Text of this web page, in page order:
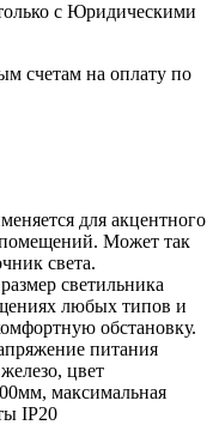
с Юридическими
счетам на оплату по
для акцентного
помещений. Может так
света.
светильника
любых типов и
обстановку.
питания
цвет
максимальная
IP20